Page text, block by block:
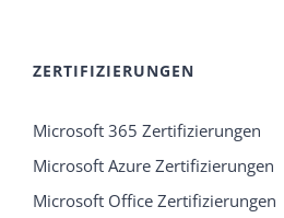
ZERTIFIZIERUNGEN
Microsoft 365 Zertifizierungen
Microsoft Azure Zertifizierungen
Microsoft Office Zertifizierungen